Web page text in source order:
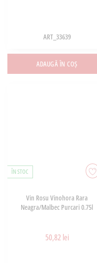
ART_33639
ADAUGĂ ÎN COȘ
ÎN STOC
Vin Rosu Vinohora Rara
Neagra/Malbec Purcari 0.75l
50,82 lei